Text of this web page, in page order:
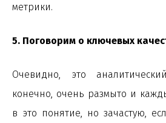
метрики.
5. Поговорим о ключевых
Очевидно, это
конечно, очень размыто и
в это понятие, но зачастую,